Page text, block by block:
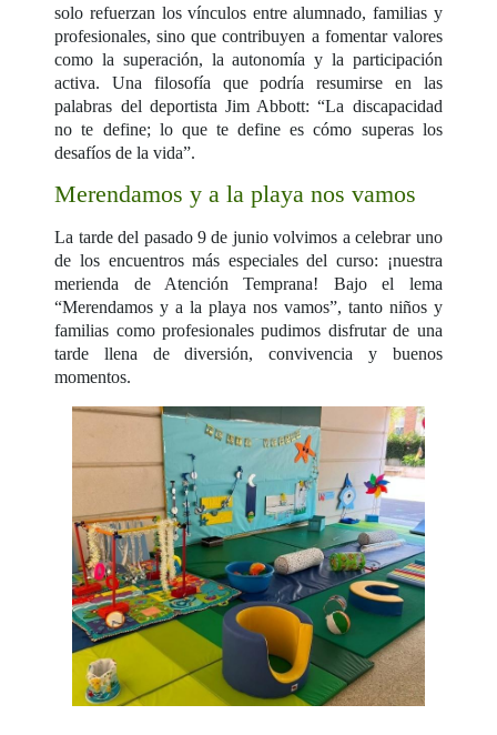
solo refuerzan los vínculos entre alumnado, familias y
profesionales, sino que contribuyen a fomentar valores
como la superación, la autonomía y la participación
activa. Una filosofía que podría resumirse en las
palabras del deportista Jim Abbott: “La discapacidad
no te define; lo que te define es cómo superas los
desafíos de la vida”.
Merendamos y a la playa nos vamos
La tarde del pasado 9 de junio volvimos a celebrar uno
de los encuentros más especiales del curso: ¡nuestra
merienda de Atención Temprana! Bajo el lema
“Merendamos y a la playa nos vamos”, tanto niños y
familias como profesionales pudimos disfrutar de una
tarde llena de diversión, convivencia y buenos
momentos.